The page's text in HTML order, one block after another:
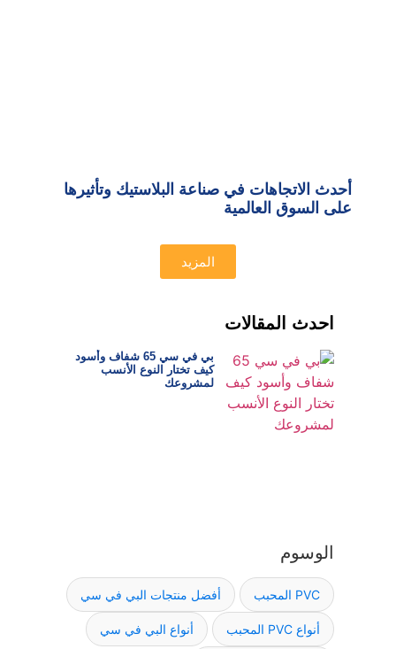
أحدث الاتجاهات في صناعة البلاستيك وتأثيرها
على السوق العالمية
المزيد
احدث المقالات
بي في سي 65 شفاف وأسود
كيف تختار النوع الأنسب
لمشروعك
الوسوم
PVC المحبب أفضل منتجات البي في سي
أنواع PVC المحبب أنواع البي في سي